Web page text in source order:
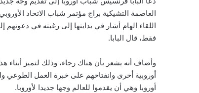
العاصمة التشيكية براج مؤتمر شباب الاتحاد
اللقاء الهام أشار في بدايتها إلى رغبته في
فقط، قال البابا.
وأضاف أنه يشعر بأن هناك رجاء، وذلك لتميز أبناء
أوروبية أخرى وانفتاحهم على خبرة العمل الطوعي
أوروبا وهي أن يقدموا للعالم وجها جديدا لأوروبا.